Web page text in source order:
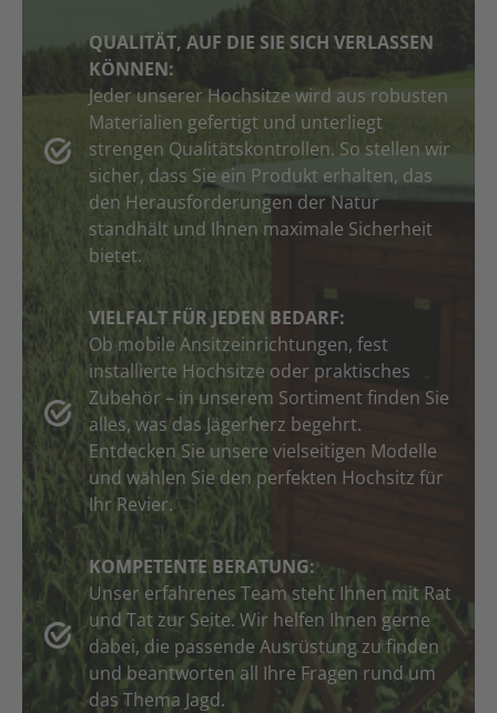
QUALITÄT, AUF DIE SIE SICH VERLASSEN
KÖNNEN:
Jeder unserer Hochsitze wird aus robusten
Materialien gefertigt und unterliegt
strengen Qualitätskontrollen. So stellen wir
sicher, dass Sie ein Produkt erhalten, das
den Herausforderungen der Natur
standhält und Ihnen maximale Sicherheit
bietet.
VIELFALT FÜR JEDEN BEDARF:
Ob mobile Ansitzeinrichtungen, fest
installierte Hochsitze oder praktisches
Zubehör – in unserem Sortiment finden Sie
alles, was das Jägerherz begehrt.
Entdecken Sie unsere vielseitigen Modelle
und wählen Sie den perfekten Hochsitz für
Ihr Revier.
KOMPETENTE BERATUNG:
Unser erfahrenes Team steht Ihnen mit Rat
und Tat zur Seite. Wir helfen Ihnen gerne
dabei, die passende Ausrüstung zu finden
und beantworten all Ihre Fragen rund um
das Thema Jagd.